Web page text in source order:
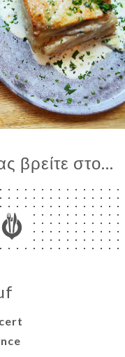
βρείτε στο...